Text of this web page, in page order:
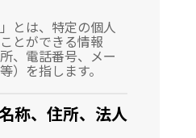
」とは、特定の個人
とができる情報
所、電話番号、メー
）を指します。
称、住所、法人